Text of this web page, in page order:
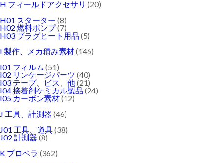
H フィールドアクセサリ (20)
H01 スターター (8)
H02 燃料ポンプ(7)
H03 プラグヒート用品 (5)
I 製作、メカ積み素材(146)
I01 フィルム (51)
I02 リンケージパーツ (40)
I03 テープ、ビス、他(21)
I04 接着剤ケミカル製品 (24)
I05 カーボン素材(12)
J 工具、計測器 (46)
J01 工具、道具(38)
J02 計測器 (8)
K プロペラ (362)